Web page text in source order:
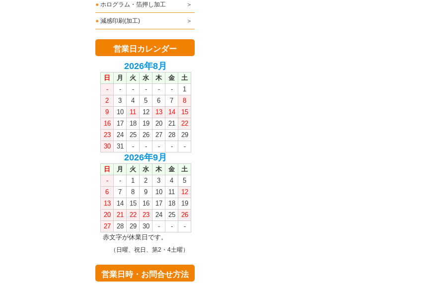
● ホログラム・箔押し加工
● 減感印刷(加工)
営業日カレンダー
2026年8月
日 月 火 水 木 金
土
-
- - - - -
1
2
3 4 5 6 7
8
9
10 11 12 13 14
15
16
17 18 19 20 21
22
23
24 25 26 27 28
29
30
31 - - - - -
2026年9月
日 月 火 水 木 金
土
-
- 1 2 3 4
5
6
7 8 9 10 11
12
13
14 15 16 17 18
19
20
21 22 23 24 25
26
27
28 29 30 - -
-
赤文字が休業日です。
（日曜、祝日、第2・4土曜）
営業日時・お問合せ方法